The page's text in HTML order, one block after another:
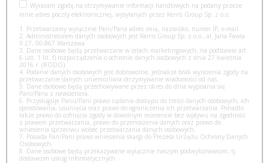
Wyrażam zgodę na otrzymywanie informacji handlowych na podany przeze
mnie adres poczty elektronicznej, wysyłanych przez Kerris Group Sp. z o.o.
1. Przetwarzamy wyłącznie Pani/Pana adres imię, nazwisko, numer IP, e-mail.
2. Administratorem danych osobowych jest Kerris Group Sp. z o.o., al. Jana Pawła
II 27, 00-867 Warszawa.
3. Dane osobowe będą przetwarzane w celach marketingowych, na podstawie art.
6 ust. 1 lit. f) rozporządzenia o ochronie danych osobowych z dnia 27 kwietnia
2016 r. (RODO).
4. Podanie danych osobowych jest dobrowolne, jednakże brak wyrażenia zgody na
przetwarzanie danych uniemożliwia otrzymywanie wiadomości od nas.
5. Dane osobowe będą przechowywane przez okres do dnia wypisania się
Pani/Pana z newslettera.
6. Przysługuje Panu/Pani prawo żądania dostępu do treści danych osobowych, ich
sprostowania, usunięcia oraz prawo do ograniczenia ich przetwarzania. Ponadto
także prawo do cofnięcia zgody w dowolnym momencie bez wpływu na zgodność
z prawem przetwarzania, prawo do przenoszenia danych oraz prawo do
wniesienia sprzeciwu wobec przetwarzania danych osobowych,
7. Posiada Pan/Pani prawo wniesienia skargi do Prezesa Urzędu Ochrony Danych
Osobowych.
8. Dane osobowe będą przekazywane wyłącznie naszym podwykonawcom, tj.
dostawcom usług informatycznych.